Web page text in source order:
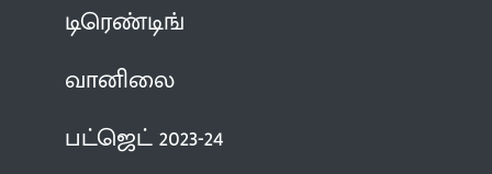
டிரெண்டிங்
வானிலை
பட்ஜெட் 2023-24